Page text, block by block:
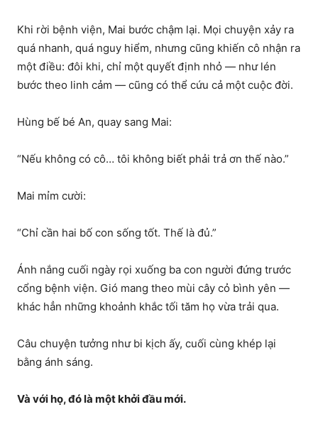
Khi rời bệnh viện, Mai bước chậm lại. Mọi chuyện xảy ra
quá nhanh, quá nguy hiểm, nhưng cũng khiến cô nhận ra
một điều: đôi khi, chỉ một quyết định nhỏ — như lén
bước theo linh cảm — cũng có thể cứu cả một cuộc đời.
Hùng bế bé An, quay sang Mai:
“Nếu không có cô… tôi không biết phải trả ơn thế nào.”
Mai mỉm cười:
“Chỉ cần hai bố con sống tốt. Thế là đủ.”
Ánh nắng cuối ngày rọi xuống ba con người đứng trước
cổng bệnh viện. Gió mang theo mùi cây cỏ bình yên —
khác hẳn những khoảnh khắc tối tăm họ vừa trải qua.
Câu chuyện tưởng như bi kịch ấy, cuối cùng khép lại
bằng ánh sáng.
Và với họ, đó là một khởi đầu mới.